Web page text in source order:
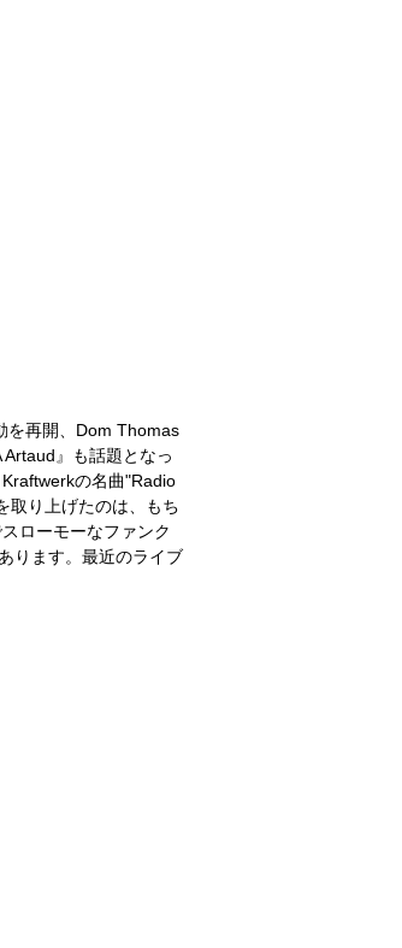
を再開、Dom Thomas
』も話題となっ
の名曲"Radio
取り上げたのは、もち
ローモーなファンク
ります。最近のライブ